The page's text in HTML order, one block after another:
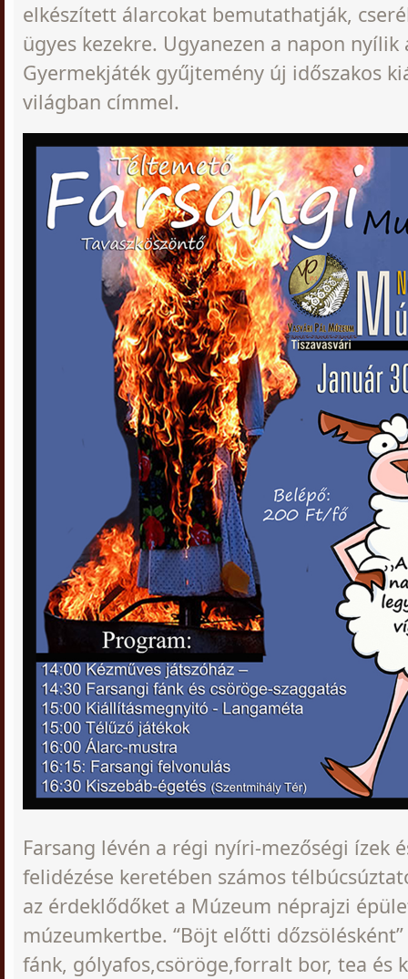
elkészített álarcokat bemutathatják,
ügyes kezekre. Ugyanezen a napon nyílik
Gyermekjáték gyűjtemény új időszakos
világban címmel.
Farsang lévén a régi nyíri-mezőségi ízek
felidézése keretében számos
az érdeklődőket a Múzeum néprajzi
múzeumkertbe. “Böjt előtti
fánk, gólyafos,csöröge,forralt bor, tea és